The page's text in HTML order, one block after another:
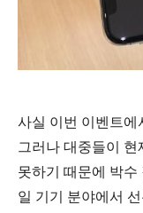
사실 이번 이벤트에
그러나 대중들이 현
못하기 때문에 박수
일 기기 분야에서